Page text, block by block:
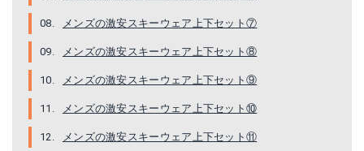
メンズの激安スキーウェア上下セット⑦
メンズの激安スキーウェア上下セット⑧
メンズの激安スキーウェア上下セット⑨
メンズの激安スキーウェア上下セット⑩
メンズの激安スキーウェア上下セット⑪
PSET-42
Amazonで詳細を見る
スノーボードウェア lss07